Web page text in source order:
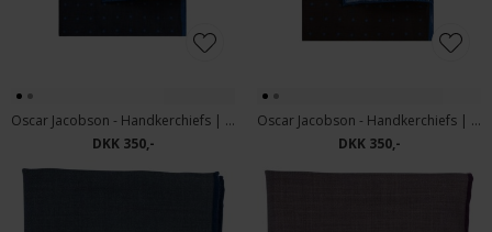
Oscar Jacobson - Handkerchiefs | Pyntelommetørklæde Navy
DKK 350,-
Oscar Jacobson - Handkerchiefs | Pyntelommetørklæde Brun
DKK 350,-